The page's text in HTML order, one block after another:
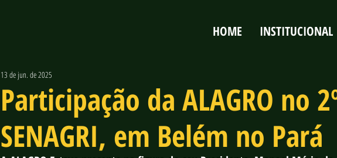
HOME INSTITUCIONAL
Participação da ALAGRO no
SENAGRI, em Belém no Pará
13 de jun. de 2025